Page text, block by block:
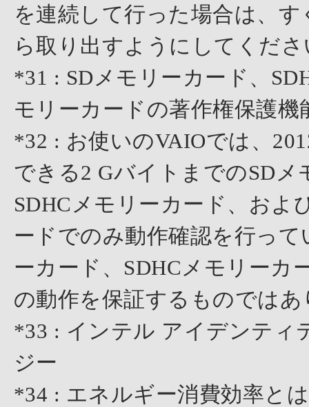
を連続して行った場合は、
ら取り出すようにしてくださ
*31 : SDメモリーカード、
モリーカードの著作権保護
*32 : お使いのVAIOでは、
できる2 GバイトまでのSD
SDHCメモリーカード、およ
ードでのみ動作確認を行っ
ーカード、SDHCメモリーカ
の動作を保証するものでは
*33 : インテル アイデンティ
ジー
*34 : エネルギー消費効率と